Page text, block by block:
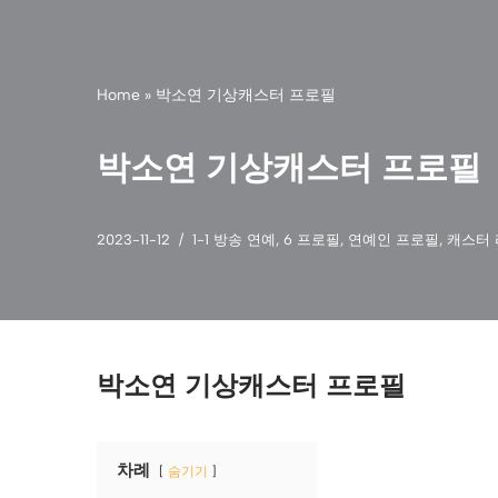
Home » 박소연 기상캐스터 프로필
박소연 기상캐스터 프로필
2023-11-12 1-1 방송 연예 , 6 프로필 , 연예인 프로필 , 캐스터
박소연 기상캐스터 프로필
차례 숨기기